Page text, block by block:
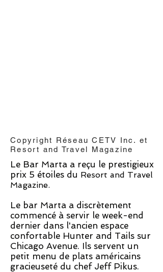
Copyright Réseau CETV Inc. et
Resort and Travel Magazine
Le Bar Marta a reçu le prestigieux
prix 5 étoiles du Resort and Travel
Magazine.
Le bar Marta a discrètement
commencé à servir le week-end
dernier dans l'ancien espace
confortable Hunter and Tails sur
Chicago Avenue. Ils servent un
petit menu de plats américains
gracieuseté du chef Jeff Pikus.